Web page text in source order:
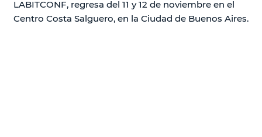
LABITCONF, regresa del 11 y 12 de noviembre en el
Centro Costa Salguero, en la Ciudad de Buenos Aires.